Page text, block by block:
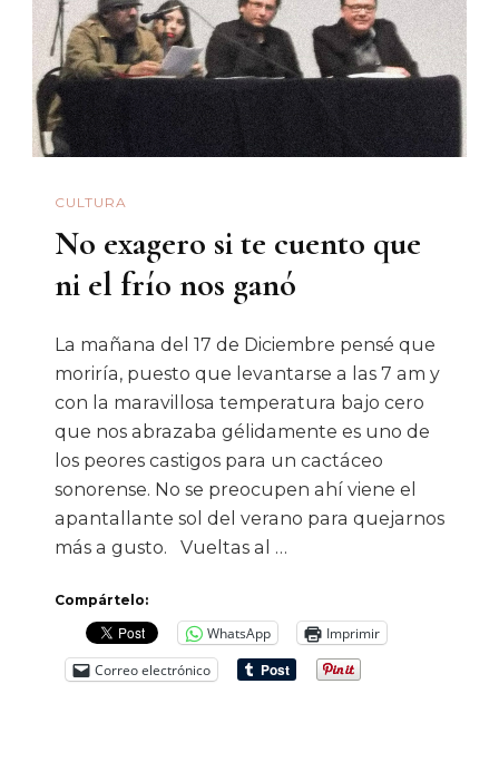
Máscara.
CULTURA
No exagero si te cuento que
ni el frío nos ganó
La mañana del 17 de Diciembre pensé que
moriría, puesto que levantarse a las 7 am y
con la maravillosa temperatura bajo cero
que nos abrazaba gélidamente es uno de
los peores castigos para un cactáceo
sonorense. No se preocupen ahí viene el
apantallante sol del verano para quejarnos
más a gusto. Vueltas al …
Compártelo:
WhatsApp
Imprimir
Correo electrónico